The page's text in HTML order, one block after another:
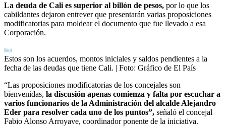
La deuda de Cali es superior al billón de pesos, por lo que los
cabildantes dejaron entrever que presentarán varias proposiciones
modificatorias para moldear el documento que fue llevado a esa
Corporación.
Estos son los acuerdos, montos iniciales y saldos pendientes a la
fecha de las deudas que tiene Cali. | Foto: Gráfico de El País
“Las proposiciones modificatorias de los concejales son
bienvenidas, la discusión apenas comienza y falta por escuchar a
varios funcionarios de la Administración del alcalde Alejandro
Eder para resolver cada uno de los puntos”, señaló el concejal
Fabio Alonso Arroyave, coordinador ponente de la iniciativa.